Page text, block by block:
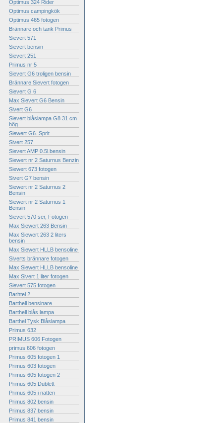
Optimus 324 Rider
Optimus campingkök
Optimus 465 fotogen
Brännare och tank Primus
Sievert 571
Sievert bensin
Sievert 251
Primus nr 5
Sievert G6 troligen bensin
Brännare Sievert fotogen
Sievert G 6
Max Sievert G6 Bensin
Sivert G6
Sievert blåslampa G8 31 cm
hög
Siewert G6. Sprit
Sivert 257
Sievert AMP 0.5l.bensin
Siewert nr 2 Saturnus Benzin
Siewert 673 fotogen
Sivert G7 bensin
Siewert nr 2 Saturnus 2
Bensin
Siewert nr 2 Saturnus 1
Bensin
Sievert 570 ser, Fotogen
Max Siewert 263 Bensin
Max Siewert 263 2 liters
bensin
Max Siewert HLLB bensoline
Siverts brännare fotogen
Max Siewert HLLB bensoline
Max Sivert 1 liter fotogen
Sievert 575 fotogen
Barhtel 2
Barthell bensinare
Barthell blås lampa
Barthel Tysk Blåslampa
Primus 632
PRIMUS 606 Fotogen
primus 606 fotogen
Primus 605 fotogen 1
Primus 603 fotogen
Primus 605 fotogen 2
Primus 605 Dublett
Primus 605 i natten
Primus 802 bensin
Primus 837 bensin
Primus 841 bensin